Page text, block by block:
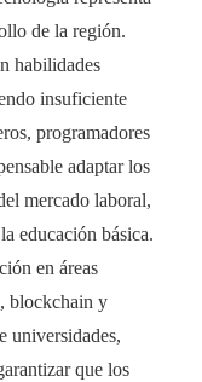
de la región.
habilidades
insuficiente
programadores
adaptar los
mercado laboral,
educación básica.
en áreas
blockchain y
universidades,
que los